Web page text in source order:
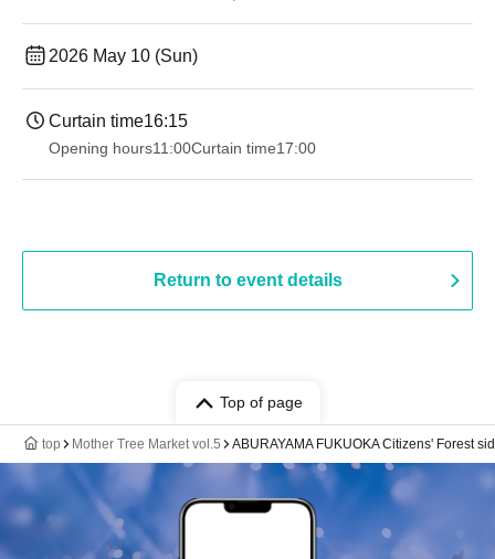
2026 May 10 (Sun)
Curtain time16:15
Opening hours11:00Curtain time17:00
Return to event details
Top of page
top Mother Tree Market vol.5 ABURAYAMA FUKUOKA Citizens' Forest